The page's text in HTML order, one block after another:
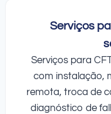
Serviços
Serviços para
com instalação,
remota, troca de
diagnóstico de